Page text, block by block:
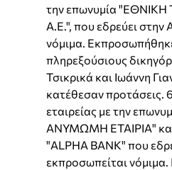
την επωνυμία
Α.Ε.", που εδρεύει στην
νόμιμα.
πληρεξούσιους
Τσικρικά και Ιωάννη
κατέθεσαν προτάσεις.
εταιρείας με την
ΑΝΥΜΩΜΗ ΕΤΑΙΡΙΑ" και
"ALPHA BANK" που
εκπροσωπείται